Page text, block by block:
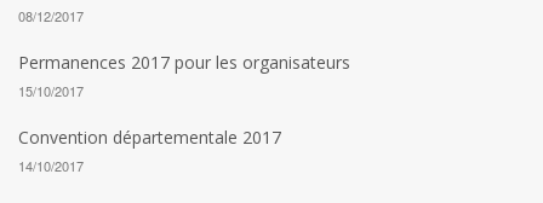
08/12/2017
Permanences 2017 pour les organisateurs
15/10/2017
Convention départementale 2017
14/10/2017